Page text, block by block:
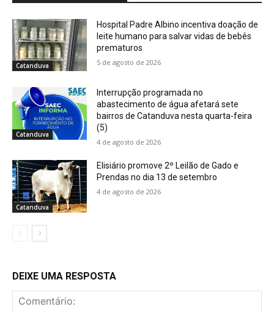
Catanduva
Hospital Padre Albino incentiva doação de
leite humano para salvar vidas de bebês
prematuros
5 de agosto de 2026
Catanduva
Interrupção programada no
abastecimento de água afetará sete
bairros de Catanduva nesta quarta-feira
(5)
4 de agosto de 2026
Catanduva
Elisiário promove 2º Leilão de Gado e
Prendas no dia 13 de setembro
4 de agosto de 2026
DEIXE UMA RESPOSTA